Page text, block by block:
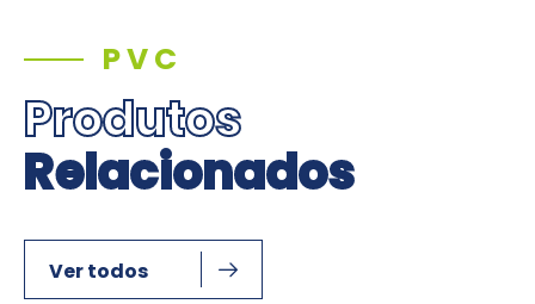
PVC
Produtos
Relacionados
Ver todos